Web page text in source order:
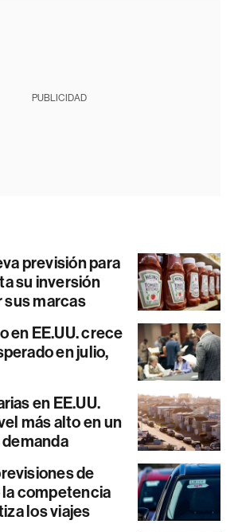
PUBLICIDAD
previsión para
su inversión
sus marcas
en EE.UU. crece
en julio,
en EE.UU.
más alto en un
demanda
de
competencia
los viajes